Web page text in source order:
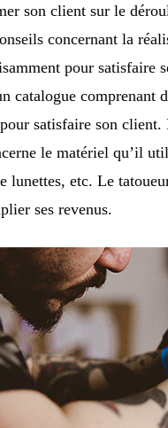
son client sur le
concernant la
pour satisfaire
catalogue
satisfaire son
le matériel qu’il
lunettes, etc. Le
ses revenus.